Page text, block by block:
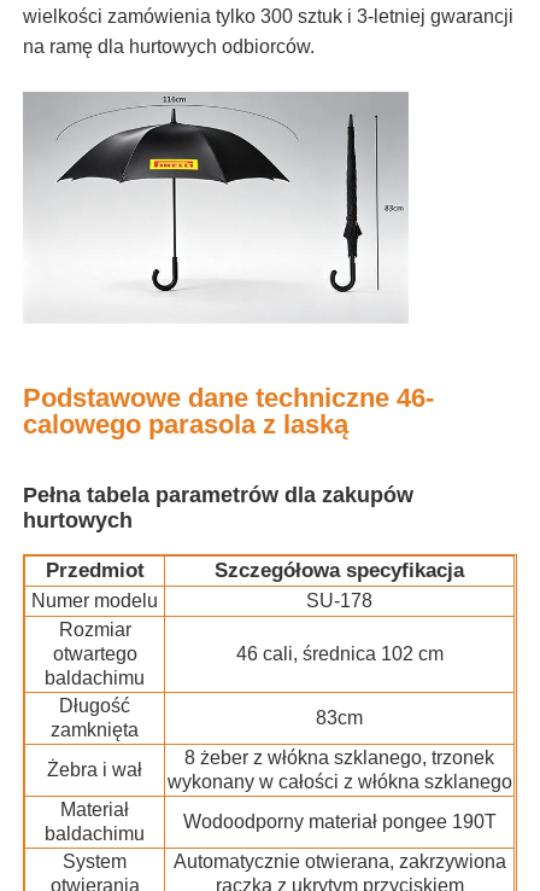
Dom
Wycieczka po fabryce
Kontrola jakości
Skontaktuj się z nami
Aktualności
Wszystkie przypadki
Poprosić o wycenę
parasole golfowe
wielkości zamówienia tylko 300 sztuk i 3-letniej gwarancji
na ramę dla hurtowych odbiorców.
Podstawowe dane techniczne 46-
calowego parasola z laską
Pełna tabela parametrów dla zakupów
hurtowych
Przedmiot Szczegółowa specyfikacja
Numer modelu
SU-178
Rozmiar
otwartego
baldachimu
46 cali, średnica 102 cm
Długość
zamknięta
83cm
Żebra i wał
8 żeber z włókna szklanego, trzonek
wykonany w całości z włókna szklanego
Materiał
baldachimu
Wodoodporny materiał pongee 190T
System
otwierania
Automatycznie otwierana, zakrzywiona
rączka z ukrytym przyciskiem